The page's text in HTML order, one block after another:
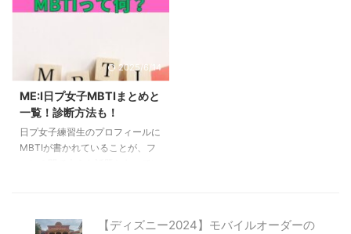
は、2023/10/26（木）から配信
ループバトル後半戦の結果と個人
の順位についてお伝えします。
の結果は？ グループバトル前半
戦の結果は？ 日プ女子の配信の
中で、グループバトル前半戦は
2023年10月19日に配 ...
2025/6/14
ME:I日プ女子MBTIまとめと
一覧！診断方法も！
日プ女子練習生のプロフィールに
MBTIが書かれていることが、フ
のでしょうか？ この記事では、【ディズニー2024】モバイルオーダーの